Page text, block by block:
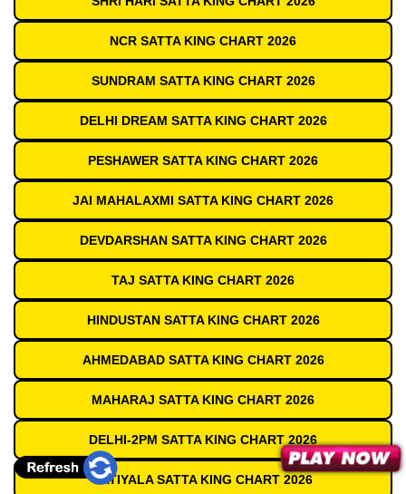
NCR SATTA KING CHART 2026
SUNDRAM SATTA KING CHART 2026
DELHI DREAM SATTA KING CHART 2026
PESHAWER SATTA KING CHART 2026
JAI MAHALAXMI SATTA KING CHART 2026
DEVDARSHAN SATTA KING CHART 2026
TAJ SATTA KING CHART 2026
HINDUSTAN SATTA KING CHART 2026
AHMEDABAD SATTA KING CHART 2026
MAHARAJ SATTA KING CHART 2026
DELHI-2PM SATTA KING CHART 2026
PATIYALA SATTA KING CHART 2026